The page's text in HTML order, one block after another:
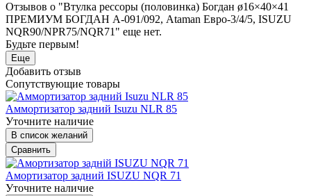
Отзывов о "Втулка рессоры (половинка) Богдан ø16×40×41
ПРЕМИУМ БОГДАН А-091/092, Ataman Евро-3/4/5, ISUZU
NQR90/NPR75/NQR71" еще нет.
Будьте первым!
Еще
Добавить отзыв
Сопутствующие товары
Аммортизатор задний Isuzu NLR 85
Уточните наличие
В список желаний
Сравнить
Амортизатор задний ISUZU NQR 71
Уточните наличие